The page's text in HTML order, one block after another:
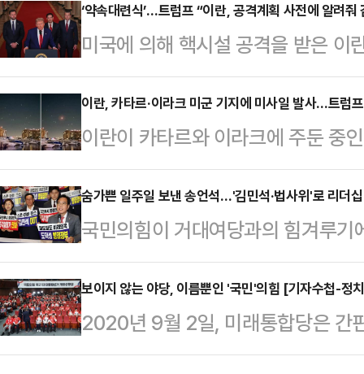
권의 주된 지지기반은 수도권의
실질적인 중추 세력이기도 하다.민
2010년대 중반부터 대체로 중노년
이 열리고 있다. 실제로 6.3 대선
범한 비토 여론에도 불구하고 50%
이는 거의 과반에 …
‘약속대련식’…트럼프 “이란, 공격계획 사전에 알려줘
미국에 의해 핵시설 공격을 받은
향해 보복 공격에 나섰지만 도널드
보였다.이란은 미국이 포르도를 포
만인 이날 카타르와 이라크내 미군
공격 계획을 미측에 알려주는 등 ‘
령도 ‘확전 자제’ 쪽에 무게를 두는
미 공군 기지에 대한 미사일 공격을
통령은…
이란, 카타르·이라크 미군 기지에 미사일 발사…트럼
이란이 카타르와 이라크에 주둔 중
했다. 도널드 트럼프 대통령은 이란
대응"이었다며 미국인 사상자가 없
영 타스님 통신은 "카타르와 이라
전이 시작됐다"고 보도했다. 이란
"백악관과 그 동맹에 전하는 이 단
영토 보전과 주권 및 국가 안보에
밝혔다.미…
숨가쁜 일주일 보낸 송언석…'김민석·법사위'로 리더
국민의힘이 거대여당과의 힘겨루
리 후보자 인사청문회 대응과 법제
을 겪고 있어서다. 당내에선 김 후
드까지 꺼내들며 대여(對與) 공세
어려울 것이란 비관 섞인 전망까지
보이지 않는 야당, 이름뿐인 '국민'의힘 [기자수첩-정
2020년 9월 2일, 미래통합당은 간
로부터 나오는 힘, 국민을 위해 행